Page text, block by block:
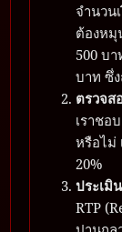
จำนวน
ต้องหมุ
500 บา
บาท ซึ่ง
ตรวจส
เราชอ
หรือไม่
20%
ประเมิ
RTP